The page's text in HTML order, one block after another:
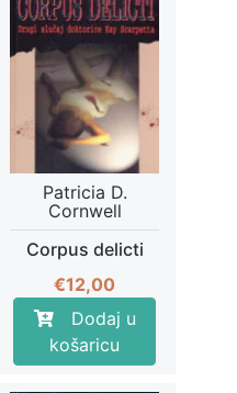
Patricia D.
Cornwell
Corpus delicti
€12,00
Dodaj u
košaricu